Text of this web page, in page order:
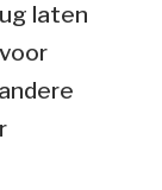
laten